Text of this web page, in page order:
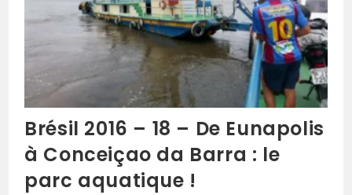
Brésil 2016 – 18 – De Eunapolis
à Conceiçao da Barra : le
parc aquatique !